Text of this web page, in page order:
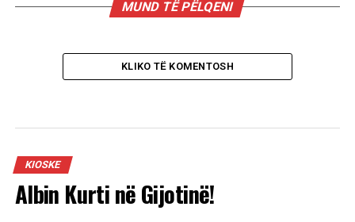
MUND TË PËLQENI
KLIKO TË KOMENTOSH
KIOSKE
Albin Kurti në Gijotinë!